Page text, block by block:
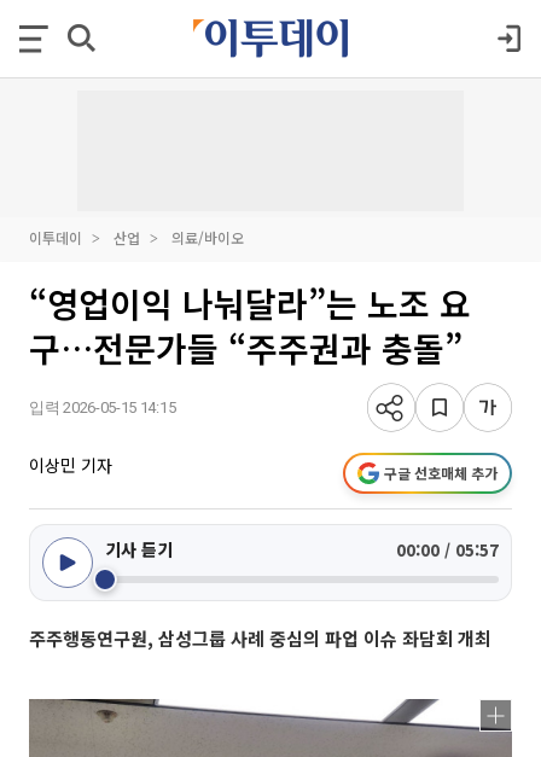
이투데이 산업 의료/바이오
“영업이익 나눠달라”는 노조 요
구…전문가들 “주주권과 충돌”
입력 2026-05-15 14:15
이상민 기자 구글 선호매체 추가
기사 듣기 00:00 / 05:57
주주행동연구원, 삼성그룹 사례 중심의 파업 이슈 좌담회 개최